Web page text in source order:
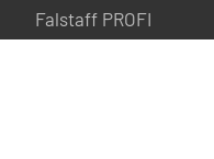
Falstaff PROFI